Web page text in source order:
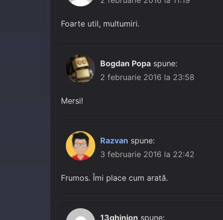
Foarte util, multumiri.
Bogdan Popa spune:
2 februarie 2016 la 23:58
Mersi!
Razvan spune:
3 februarie 2016 la 22:42
Frumos. Îmi place cum arată.
13ghinion spune: